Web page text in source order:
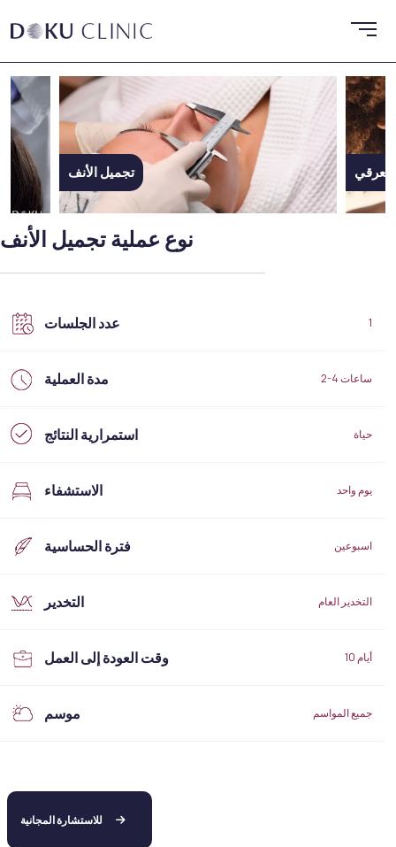
تجميل الأنف
نوع عملية تجميل الأنف
عدد الجلسات 1
مدة العملية 2-4 ساعات
استمرارية النتائج حياة
الاستشفاء يوم واحد
فترة الحساسية اسبوعين
التخدير التخدير العام
وقت العودة إلى العمل 10 أيام
موسم جميع المواسم
للاستشارة المجانية